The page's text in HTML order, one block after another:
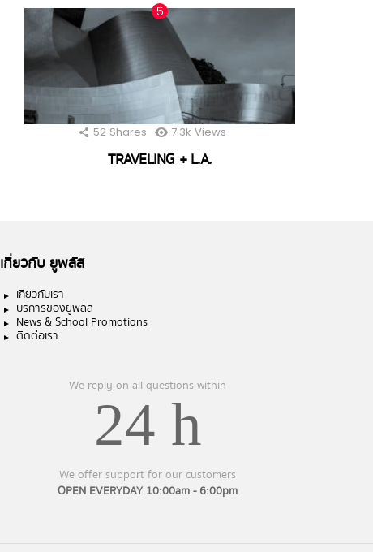
52 Shares 7.3k Views
TRAVELING + L.A.
เกี่ยวกับ ยูพลัส
เกี่ยวกับเรา
บริการของยูพลัส
News & School Promotions
ติดต่อเรา
We reply on all questions within
24 h
We offer support for our customers
OPEN EVERYDAY 10:00am - 6:00pm